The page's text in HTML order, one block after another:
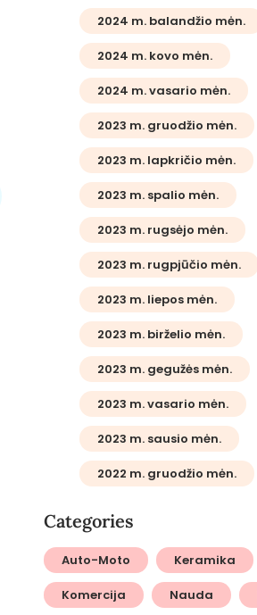
2024 m. balandžio mėn.
2024 m. kovo mėn.
2024 m. vasario mėn.
2023 m. gruodžio mėn.
2023 m. lapkričio mėn.
2023 m. spalio mėn.
2023 m. rugsėjo mėn.
2023 m. rugpjūčio mėn.
2023 m. liepos mėn.
2023 m. birželio mėn.
2023 m. gegužės mėn.
2023 m. vasario mėn.
2023 m. sausio mėn.
2022 m. gruodžio mėn.
Categories
Auto-Moto Keramika
Komercija Nauda